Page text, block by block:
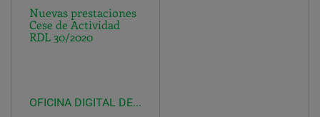
Nuevas prestaciones
Cese de Actividad
RDL 30/2020
OFICINA DIGITAL DE F-M